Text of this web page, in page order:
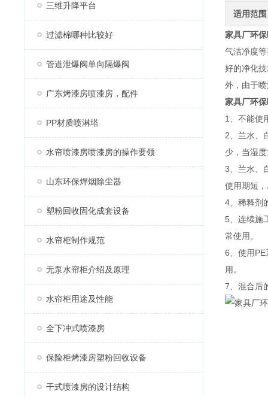
三维升降平台
过滤棉哪种比较好
管道泄爆阀单向隔爆阀
广东烤漆房喷漆房，配件
PP材质喷淋塔
水帘喷漆房喷漆房的操作要领
山东环保焊烟除尘器
塑粉回收固化成套设备
水帘柜制作规范
无泵水帘柜介绍及原理
水帘柜用途及性能
全下冲式喷漆房
保险柜烤漆房塑粉回收设备
干式喷漆房的设计结构
适用范围
家具厂环
气洁净度
好的净化
外，由于
家具厂环
1、不能使
2、兰水、
少，当湿
3、兰水、
使用期短
4、稀释剂
5、连续施
常使用。
6、使用
用。
7、混合后